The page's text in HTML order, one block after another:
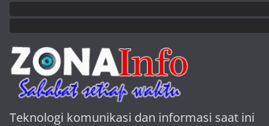
Teknologi komunikasi dan informasi saat ini